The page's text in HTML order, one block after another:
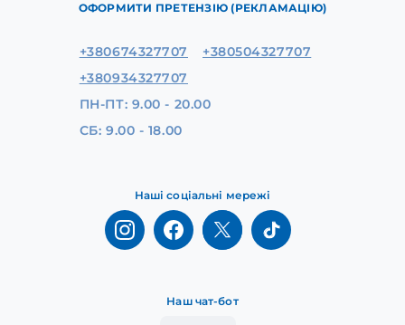
ОФОРМИТИ ПРЕТЕНЗІЮ (РЕКЛАМАЦІЮ)
Наш чат-бот
Наші соціальні мережі
+380674327707
+380504327707
+380934327707
ПН-ПТ: 9.00 - 20.00
СБ: 9.00 - 18.00